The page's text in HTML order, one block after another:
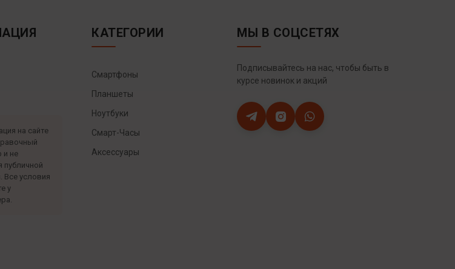
на сайте
и не
публичной
Все условия
у
КАТЕГОРИИ
Смартфоны
Планшеты
Ноутбуки
Смарт-Часы
Аксессуары
МЫ В СОЦСЕТЯХ
Подписывайтесь на нас, чтобы быть в
курсе новинок и акций